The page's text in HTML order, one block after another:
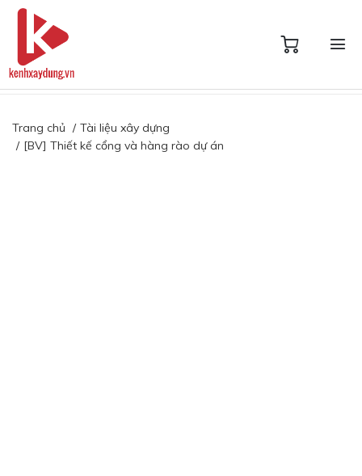
Trang chủ
Tài liệu xây dựng
[BV] Thiết kế cổng và hàng rào dự án